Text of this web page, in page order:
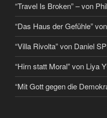
“Travel Is Broken” – von
“Das Haus der Gefühle”
“Villa Rivolta” von Daniel
“Hirn statt Moral” von Liya
“Mit Gott gegen die